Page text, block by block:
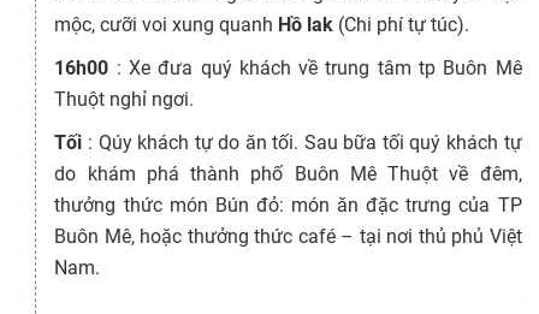
mộc, cưỡi voi xung quanh Hồ lak (Chi phí tự túc).
16h00 : Xe đưa quý khách về trung tâm tp Buôn Mê
Thuột nghỉ ngơi.
Tối : Qúy khách tự do ăn tối. Sau bữa tối quý khách tự
do khám phá thành phố Buôn Mê Thuột về đêm,
thưởng thức món Bún đỏ: món ăn đặc trưng của TP
Buôn Mê, hoặc thưởng thức café – tại nơi thủ phủ Việt
Nam.